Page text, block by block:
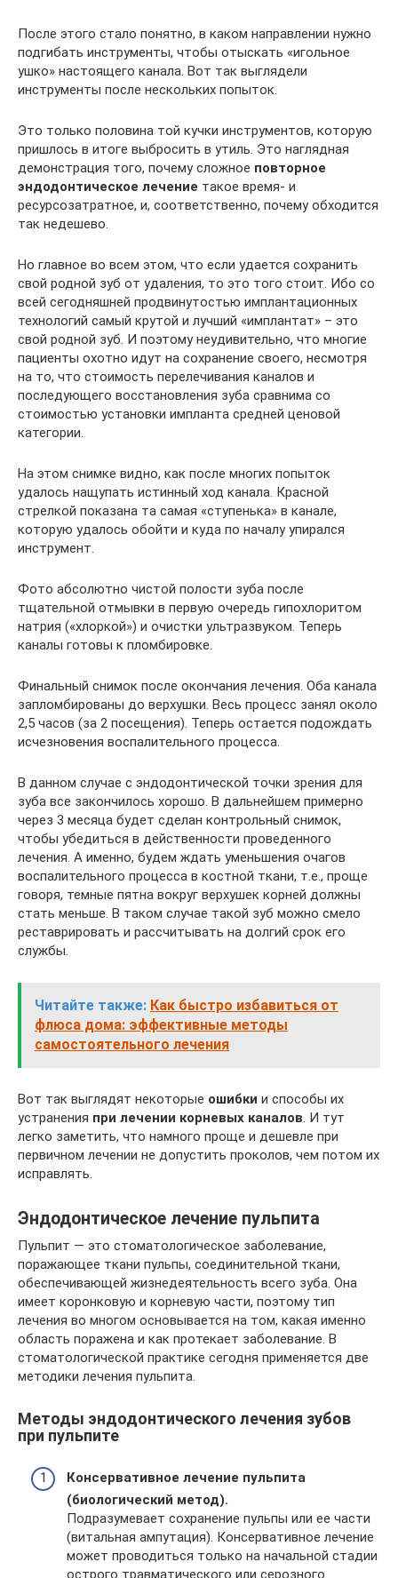
После этого стало понятно, в каком направлении нужно
подгибать инструменты, чтобы отыскать «игольное
ушко» настоящего канала. Вот так выглядели
инструменты после нескольких попыток.
Это только половина той кучки инструментов, которую
пришлось в итоге выбросить в утиль. Это наглядная
демонстрация того, почему сложное повторное
эндодонтическое лечение такое время- и
ресурсозатратное, и, соответственно, почему обходится
так недешево.
Но главное во всем этом, что если удается сохранить
свой родной зуб от удаления, то это того стоит. Ибо со
всей сегодняшней продвинутостью имплантационных
технологий самый крутой и лучший «имплантат» – это
свой родной зуб. И поэтому неудивительно, что многие
пациенты охотно идут на сохранение своего, несмотря
на то, что стоимость перелечивания каналов и
последующего восстановления зуба сравнима со
стоимостью установки импланта средней ценовой
категории.
На этом снимке видно, как после многих попыток
удалось нащупать истинный ход канала. Красной
стрелкой показана та самая «ступенька» в канале,
которую удалось обойти и куда по началу упирался
инструмент.
Фото абсолютно чистой полости зуба после
тщательной отмывки в первую очередь гипохлоритом
натрия («хлоркой») и очистки ультразвуком. Теперь
каналы готовы к пломбировке.
Финальный снимок после окончания лечения. Оба канала
запломбированы до верхушки. Весь процесс занял около
2,5 часов (за 2 посещения). Теперь остается подождать
исчезновения воспалительного процесса.
В данном случае с эндодонтической точки зрения для
зуба все закончилось хорошо. В дальнейшем примерно
через 3 месяца будет сделан контрольный снимок,
чтобы убедиться в действенности проведенного
лечения. А именно, будем ждать уменьшения очагов
воспалительного процесса в костной ткани, т.е., проще
говоря, темные пятна вокруг верхушек корней должны
стать меньше. В таком случае такой зуб можно смело
реставрировать и рассчитывать на долгий срок его
службы.
Читайте также: Как быстро избавиться от
флюса дома: эффективные методы
самостоятельного лечения
Вот так выглядят некоторые ошибки и способы их
устранения при лечении корневых каналов. И тут
легко заметить, что намного проще и дешевле при
первичном лечении не допустить проколов, чем потом их
исправлять.
Эндодонтическое лечение пульпита
Пульпит — это стоматологическое заболевание,
поражающее ткани пульпы, соединительной ткани,
обеспечивающей жизнедеятельность всего зуба. Она
имеет коронковую и корневую части, поэтому тип
лечения во многом основывается на том, какая именно
область поражена и как протекает заболевание. В
стоматологической практике сегодня применяется две
методики лечения пульпита.
Методы эндодонтического лечения зубов
при пульпите
Консервативное лечение пульпита
(биологический метод).
Подразумевает сохранение пульпы или ее части
(витальная ампутация). Консервативное лечение
может проводиться только на начальной стадии
острого травматического или серозного